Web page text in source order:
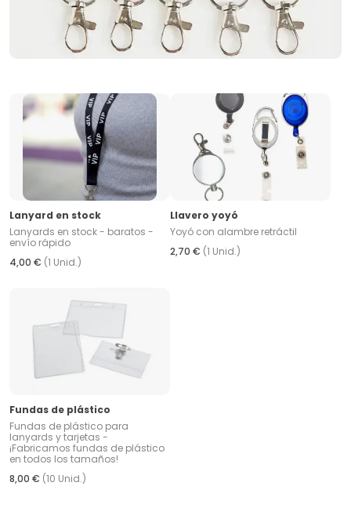
Lanyard en stock
Lanyards en stock - baratos -
envío rápido
4,00 € (1 Unid.)
Llavero yoyó
Yoyó con alambre retráctil
2,70 € (1 Unid.)
Fundas de plástico
Fundas de plástico para
lanyards y tarjetas -
¡Fabricamos fundas de plástico
en todos los tamaños!
8,00 € (10 Unid.)